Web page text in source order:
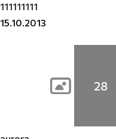
111111111
15.10.2013
28